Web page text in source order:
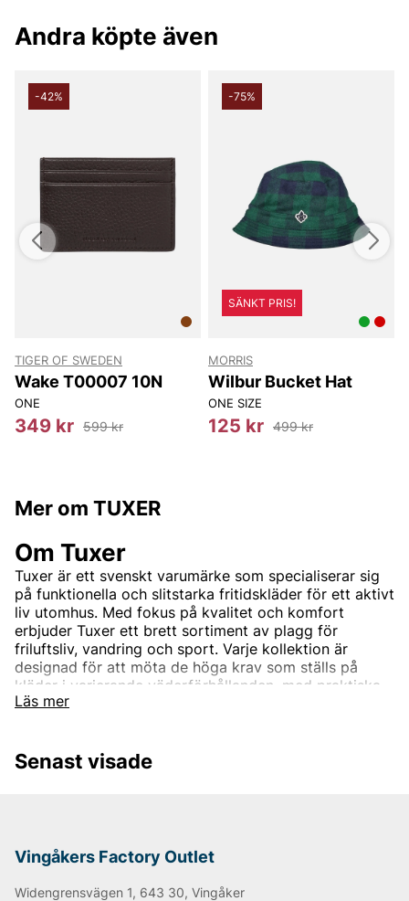
Andra köpte även
-42%
TIGER OF SWEDEN
Wake T00007 10N
ONE
349 kr 599 kr
-75%
SÄNKT PRIS!
MORRIS
Wilbur Bucket Hat
ONE SIZE
125 kr 499 kr
Mer om TUXER
Läs mer
Om Tuxer
Tuxer är ett svenskt varumärke som specialiserar sig
på funktionella och slitstarka fritidskläder för ett aktivt
liv utomhus. Med fokus på kvalitet och komfort
erbjuder Tuxer ett brett sortiment av plagg för
friluftsliv, vandring och sport. Varje kollektion är
designad för att möta de höga krav som ställs på
kläder i varierande väderförhållanden, med praktiska
detaljer och hållbara material som gör aktiviteterna
utmaningar och avslappnade dagar i naturen. Oavsett
Andra populära varumärken:
LEE
Senast visade
Vingåkers Factory Outlet
Widengrensvägen 1, 643 30, Vingåker